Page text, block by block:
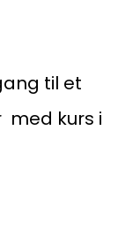
til et
med kurs i